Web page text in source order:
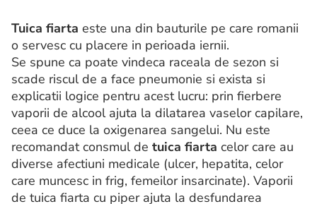
Tuica fiarta este una din bauturile pe care romanii
o servesc cu placere in perioada iernii.
Se spune ca poate vindeca raceala de sezon si
scade riscul de a face pneumonie si exista si
explicatii logice pentru acest lucru: prin fierbere
vaporii de alcool ajuta la dilatarea vaselor capilare,
ceea ce duce la oxigenarea sangelui. Nu este
recomandat consmul de tuica fiarta celor care au
diverse afectiuni medicale (ulcer, hepatita, celor
care muncesc in frig, femeilor insarcinate). Vaporii
de tuica fiarta cu piper ajuta la desfundarea